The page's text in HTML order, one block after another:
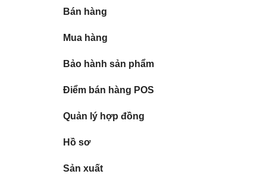
Bán hàng
Mua hàng
Bảo hành sản phẩm
Điểm bán hàng POS
Quản lý hợp đồng
Hồ sơ
Sản xuất